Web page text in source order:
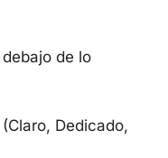
de lo
Dedicado,